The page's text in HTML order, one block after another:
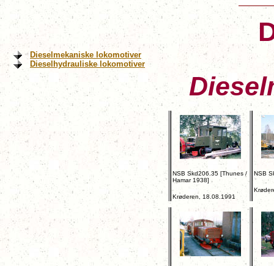
Dieselmekaniske lokomotiver
Dieselhydrauliske lokomotiver
NSB Skd206.35 [Thunes /
Hamar 1938]
Krøderen, 18.08.1991
NSB